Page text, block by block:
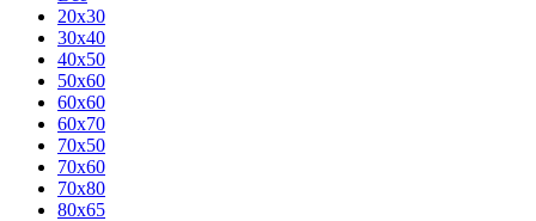
20x30
30x40
40x50
50x60
60x60
60x70
70x50
70x60
70x80
80x65